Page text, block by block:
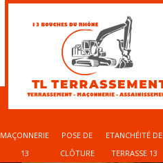
MAÇONNERIE
13
POSE DE
CLÔTURE
ETANCHÉITÉ DE
TERRASSE 13